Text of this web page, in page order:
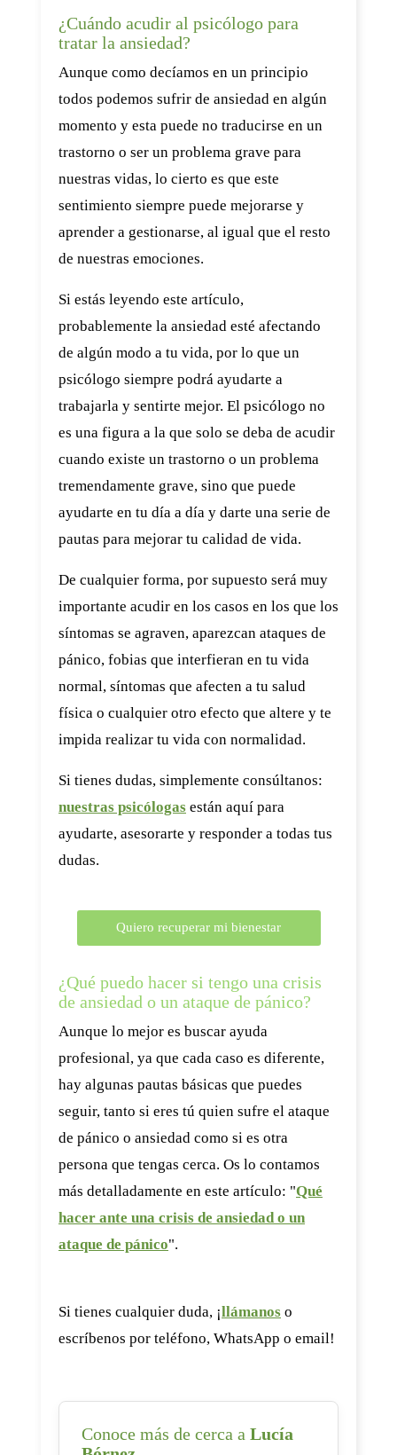
¿Cuándo acudir al psicólogo para
tratar la ansiedad?
Aunque como decíamos en un principio
todos podemos sufrir de ansiedad en algún
momento y esta puede no traducirse en un
trastorno o ser un problema grave para
nuestras vidas, lo cierto es que este
sentimiento siempre puede mejorarse y
aprender a gestionarse, al igual que el resto
de nuestras emociones.
Si estás leyendo este artículo,
probablemente la ansiedad esté afectando
de algún modo a tu vida, por lo que un
psicólogo siempre podrá ayudarte a
trabajarla y sentirte mejor. El psicólogo no
es una figura a la que solo se deba de acudir
cuando existe un trastorno o un problema
tremendamente grave, sino que puede
ayudarte en tu día a día y darte una serie de
pautas para mejorar tu calidad de vida.
De cualquier forma, por supuesto será muy
importante acudir en los casos en los que los
síntomas se agraven, aparezcan ataques de
pánico, fobias que interfieran en tu vida
normal, síntomas que afecten a tu salud
física o cualquier otro efecto que altere y te
impida realizar tu vida con normalidad.
Si tienes dudas, simplemente consúltanos:
nuestras psicólogas están aquí para
ayudarte, asesorarte y responder a todas tus
dudas.
Quiero recuperar mi bienestar
¿Qué puedo hacer si tengo una crisis
de ansiedad o un ataque de pánico?
Aunque lo mejor es buscar ayuda
profesional, ya que cada caso es diferente,
hay algunas pautas básicas que puedes
seguir, tanto si eres tú quien sufre el ataque
de pánico o ansiedad como si es otra
persona que tengas cerca. Os lo contamos
más detalladamente en este artículo: "Qué
hacer ante una crisis de ansiedad o un
ataque de pánico".
Si tienes cualquier duda, ¡llámanos o
escríbenos por teléfono, WhatsApp o email!
Conoce más de cerca a Lucía